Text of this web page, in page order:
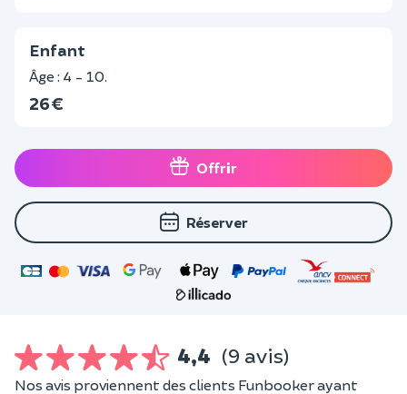
Enfant
Âge : 4 - 10.
26 €
Offrir
Réserver
4,4 (9 avis)
Nos avis proviennent des clients Funbooker ayant